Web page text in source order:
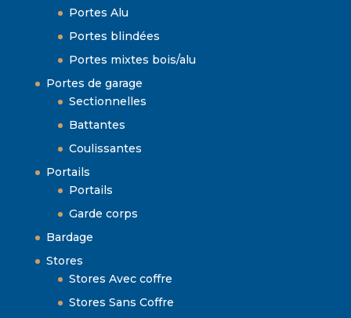
Portes Alu
Portes blindées
Portes mixtes bois/alu
Portes de garage
Sectionnelles
Battantes
Coulissantes
Portails
Portails
Garde corps
Bardage
Stores
Stores Avec coffre
Stores Sans Coffre